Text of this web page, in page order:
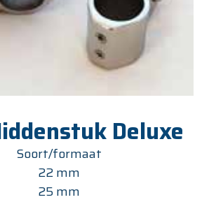
Deluxe
Soort/formaat
22 mm
25 mm